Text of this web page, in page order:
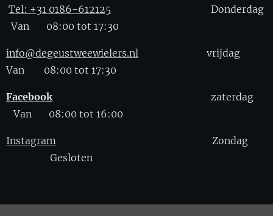
Tel: +31 0186-612125 Donderdag
Van 08:00 tot 17:30
info@degeustweewielers.nl vrijdag
Van 08:00 tot 17:30
Facebookzaterdag
Van 08:00 tot 16:00
Instagram Zondag
Gesloten